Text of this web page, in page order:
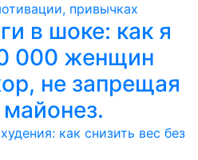
привычках
в шоке: как я
000 женщин
не запрещая